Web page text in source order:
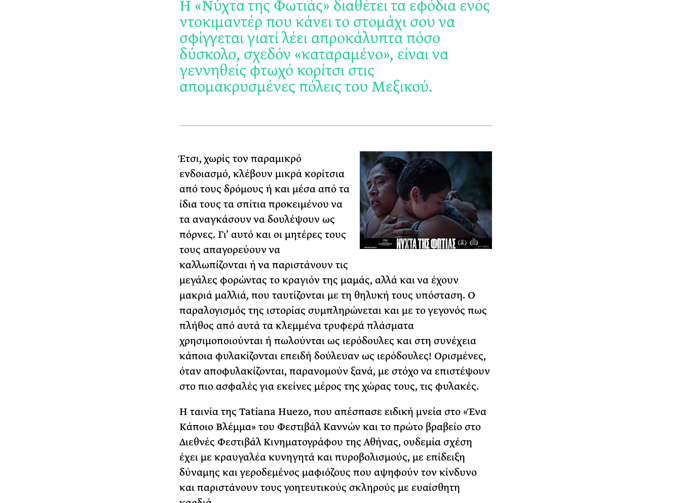
Η «Νύχτα της Φωτιάς» διαθέτει τα εφόδια ενός
ντοκιμαντέρ που κάνει το στομάχι σου να
σφίγγεται γιατί λέει απροκάλυπτα πόσο
δύσκολο, σχεδόν «καταραμένο», είναι να
γεννηθείς φτωχό κορίτσι στις
απομακρυσμένες πόλεις του Μεξικού.
Έτσι, χωρίς τον παραμικρό
ενδοιασμό, κλέβουν μικρά κορίτσια
από τους δρόμους ή και μέσα από τα
ίδια τους τα σπίτια προκειμένου να
τα αναγκάσουν να δουλέψουν ως
πόρνες. Γι’ αυτό και οι μητέρες τους
τους απαγορεύουν να
καλλωπίζονται ή να παριστάνουν τις
μεγάλες φορώντας το κραγιόν της μαμάς, αλλά και να έχουν
μακριά μαλλιά, που ταυτίζονται με τη θηλυκή τους υπόσταση. Ο
παραλογισμός της ιστορίας συμπληρώνεται και με το γεγονός πως
πλήθος από αυτά τα κλεμμένα τρυφερά πλάσματα
χρησιμοποιούνται ή πωλούνται ως ιερόδουλες και στη συνέχεια
κάποια φυλακίζονται επειδή δούλευαν ως ιερόδουλες! Ορισμένες,
όταν αποφυλακίζονται, παρανομούν ξανά, με στόχο να επιστέψουν
στο πιο ασφαλές για εκείνες μέρος της χώρας τους, τις φυλακές.
Η ταινία της Tatiana Huezo, που απέσπασε ειδική μνεία στο «Ένα
Κάποιο Βλέμμα» του Φεστιβάλ Καννών και το πρώτο βραβείο στο
Διεθνές Φεστιβάλ Κινηματογράφου της Αθήνας, ουδεμία σχέση
έχει με κραυγαλέα κυνηγητά και πυροβολισμούς, με επίδειξη
δύναμης και γεροδεμένος μαφιόζους που αψηφούν τον κίνδυνο
και παριστάνουν τους γοητευτικούς σκληρούς με ευαίσθητη